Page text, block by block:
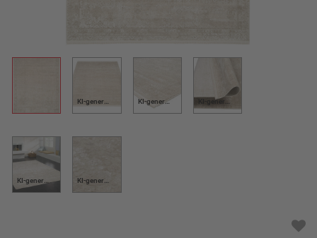
KI-generiert KI-generiert KI-generiert
KI-generiert KI-generiert